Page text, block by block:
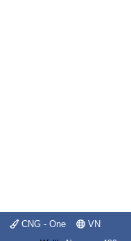
CNG - One VN